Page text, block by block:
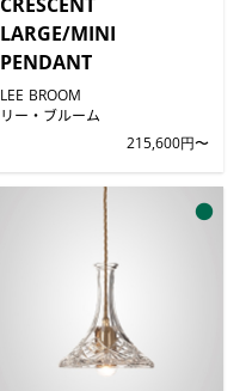
LARGE/MINI
PENDANT
LEE BROOM
リー・ブルーム
215,600円〜
●